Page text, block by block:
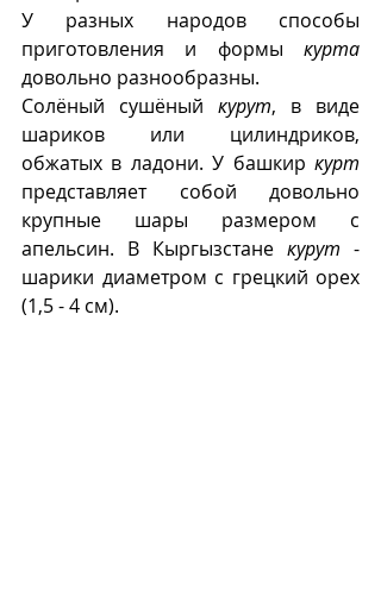
У разных народов способы
приготовления и формы курта
довольно разнообразны.
Солёный сушёный курут, в виде
шариков или цилиндриков,
обжатых в ладони. У башкир курт
представляет собой довольно
крупные шары размером с
апельсин. В Кыргызстане курут -
шарики диаметром с грецкий орех
(1,5 - 4 см).